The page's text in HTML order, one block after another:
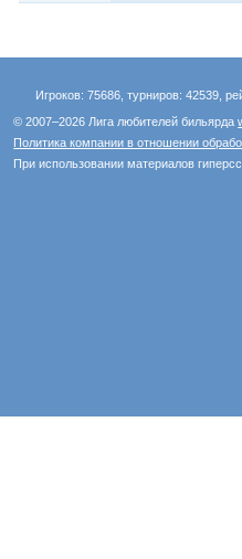
Игроков: 75686, турниров: 42539,
© 2007–2026 Лига любителей бильярда
Политика компании в отношении
При использовании материалов